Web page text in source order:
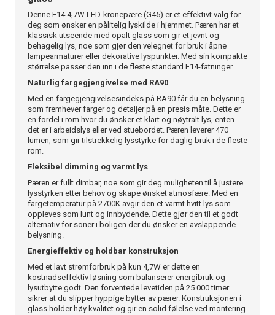
Denne E14 4,7W LED-kronepære (G45) er et effektivt valg for
deg som ønsker en pålitelig lyskilde i hjemmet. Pæren har et
klassisk utseende med opalt glass som gir et jevnt og
behagelig lys, noe som gjør den velegnet for bruk i åpne
lampearmaturer eller dekorative lyspunkter. Med sin kompakte
størrelse passer den inn i de fleste standard E14-fatninger.
Naturlig fargegjengivelse med RA90
Med en fargegjengivelsesindeks på RA90 får du en belysning
som fremhever farger og detaljer på en presis måte. Dette er
en fordel i rom hvor du ønsker et klart og nøytralt lys, enten
det er i arbeidslys eller ved stuebordet. Pæren leverer 470
lumen, som gir tilstrekkelig lysstyrke for daglig bruk i de fleste
rom.
Fleksibel dimming og varmt lys
Pæren er fullt dimbar, noe som gir deg muligheten til å justere
lysstyrken etter behov og skape ønsket atmosfære. Med en
fargetemperatur på 2700K avgir den et varmt hvitt lys som
oppleves som lunt og innbydende. Dette gjør den til et godt
alternativ for soner i boligen der du ønsker en avslappende
belysning.
Energieffektiv og holdbar konstruksjon
Med et lavt strømforbruk på kun 4,7W er dette en
kostnadseffektiv løsning som balanserer energibruk og
lysutbytte godt. Den forventede levetiden på 25 000 timer
sikrer at du slipper hyppige bytter av pærer. Konstruksjonen i
glass holder høy kvalitet og gir en solid følelse ved montering.